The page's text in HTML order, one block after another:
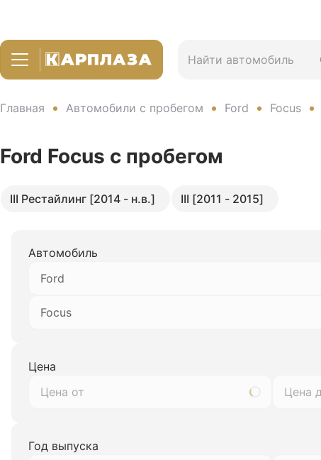
Главная Автомобили с пробегом Ford Focus
Ford Focus с пробегом
III Рестайлинг [2014 - н.в.] III [2011 - 2015]
Автомобиль
Ford
Focus
Цена
Год выпуска